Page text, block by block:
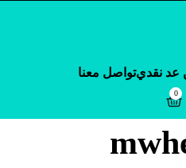
عد نقديتواصل معنا
0